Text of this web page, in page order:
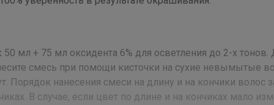
мл + 75 мл оксидента 6% для осветления до 2-х тонов.
смесь при помощи кисточки на сухие невымытые
нанесения смеси на длину и на кончики волос
В случае, если цвет по длине и на кончиках мало